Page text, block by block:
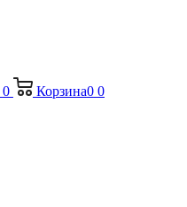
0 Корзина0 0